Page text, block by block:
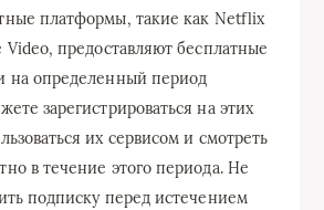
платформы, такие как Netflix
предоставляют бесплатные
на определенный период
зарегистрироваться на этих
их сервисом и смотреть
в течение этого периода. Не
подписку перед истечением